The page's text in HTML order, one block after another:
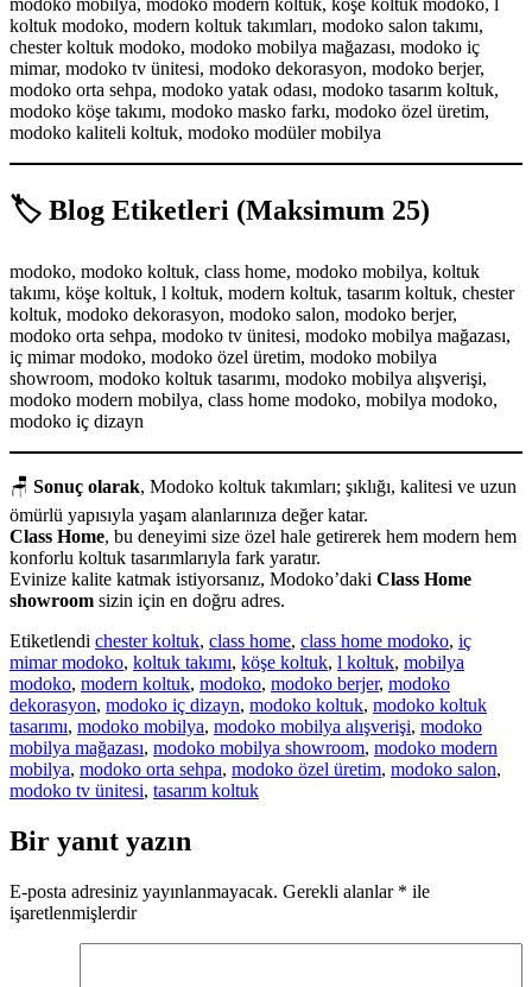
modoko mobilya, modoko modern koltuk, köşe koltuk modoko, l
koltuk modoko, modern koltuk takımları, modoko salon takımı,
chester koltuk modoko, modoko mobilya mağazası, modoko iç
mimar, modoko tv ünitesi, modoko dekorasyon, modoko berjer,
modoko orta sehpa, modoko yatak odası, modoko tasarım koltuk,
modoko köşe takımı, modoko masko farkı, modoko özel üretim,
modoko kaliteli koltuk, modoko modüler mobilya
🏷️ Blog Etiketleri (Maksimum 25)
modoko, modoko koltuk, class home, modoko mobilya, koltuk
takımı, köşe koltuk, l koltuk, modern koltuk, tasarım koltuk, chester
koltuk, modoko dekorasyon, modoko salon, modoko berjer,
modoko orta sehpa, modoko tv ünitesi, modoko mobilya mağazası,
iç mimar modoko, modoko özel üretim, modoko mobilya
showroom, modoko koltuk tasarımı, modoko mobilya alışverişi,
modoko modern mobilya, class home modoko, mobilya modoko,
modoko iç dizayn
🪑 Sonuç olarak, Modoko koltuk takımları; şıklığı, kalitesi ve uzun
ömürlü yapısıyla yaşam alanlarınıza değer katar.
Class Home, bu deneyimi size özel hale getirerek hem modern hem
konforlu koltuk tasarımlarıyla fark yaratır.
Evinize kalite katmak istiyorsanız, Modoko’daki Class Home
showroom sizin için en doğru adres.
Etiketlendi chester koltuk, class home, class home modoko, iç
mimar modoko, koltuk takımı, köşe koltuk, l koltuk, mobilya
modoko, modern koltuk, modoko, modoko berjer, modoko
dekorasyon, modoko iç dizayn, modoko koltuk, modoko koltuk
tasarımı, modoko mobilya, modoko mobilya alışverişi, modoko
mobilya mağazası, modoko mobilya showroom, modoko modern
mobilya, modoko orta sehpa, modoko özel üretim, modoko salon,
modoko tv ünitesi, tasarım koltuk
Bir yanıt yazın
E-posta adresiniz yayınlanmayacak. Gerekli alanlar * ile
işaretlenmişlerdir